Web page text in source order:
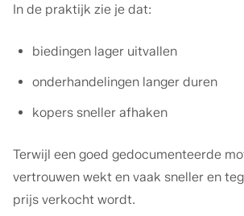
In de praktijk zie je dat:
biedingen lager uitvallen
onderhandelingen langer duren
kopers sneller afhaken
Terwijl een goed gedocumenteerde
vertrouwen wekt en vaak sneller en
prijs verkocht wordt.